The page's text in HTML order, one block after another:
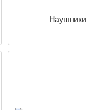
Наушники